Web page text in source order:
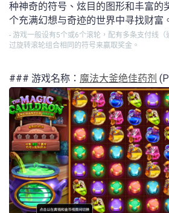
种神奇的符号、炫目的图形和丰富的
个充满幻想与奇迹的世界中寻找财富
- 游戏一般设有5个或6个滚轮，配有多条支付线
过旋转滚轮组合相同的符号来赢取奖金。
### 游戏名称： 魔法大釜绝佳药剂